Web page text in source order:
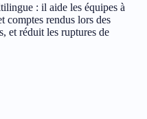
: il aide les équipes à
comptes rendus lors des
et réduit les ruptures de